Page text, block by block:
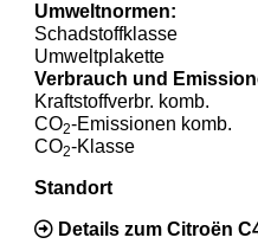
Umweltnormen:
Schadstoffklasse
Umweltplakette
Verbrauch und
Kraftstoffverbr. komb.
CO2-Emissionen komb.
CO2-Klasse
Standort
Details zum Citroën